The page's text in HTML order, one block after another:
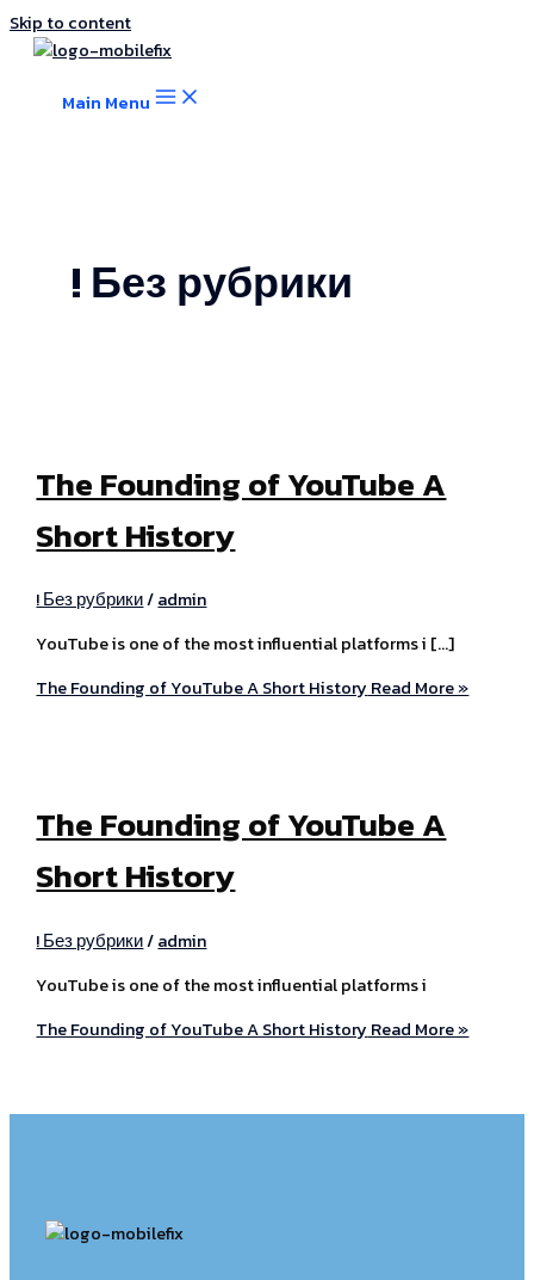
Skip to content
Main Menu
! Без рубрики
The Founding of YouTube A
Short History
! Без рубрики/admin
YouTube is one of the most influential platforms i […]
The Founding of YouTube A Short History Read More »
The Founding of YouTube A
Short History
! Без рубрики/admin
YouTube is one of the most influential platforms i
The Founding of YouTube A Short History Read More »